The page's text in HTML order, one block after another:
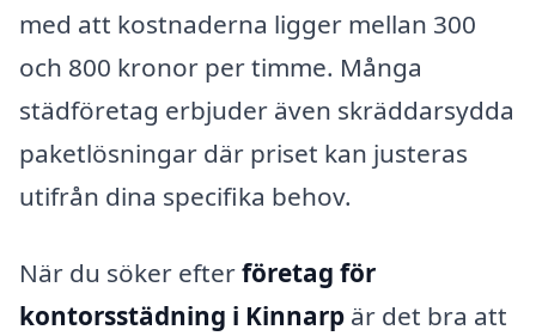
med att kostnaderna ligger mellan 300
och 800 kronor per timme. Många
städföretag erbjuder även skräddarsydda
paketlösningar där priset kan justeras
utifrån dina specifika behov.
När du söker efterföretag för
kontorsstädning i Kinnarp är det bra att